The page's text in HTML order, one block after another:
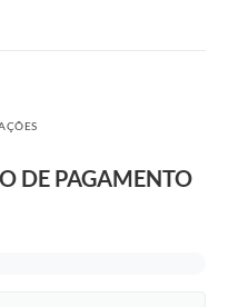
DE PAGAMENTO